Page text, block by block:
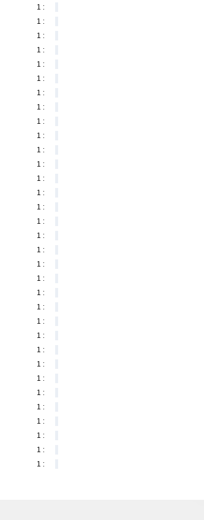
1 :
1 :
1 :
1 :
1 :
1 :
1 :
1 :
1 :
1 :
1 :
1 :
1 :
1 :
1 :
1 :
1 :
1 :
1 :
1 :
1 :
1 :
1 :
1 :
1 :
1 :
1 :
1 :
1 :
1 :
1 :
1 :
1 :